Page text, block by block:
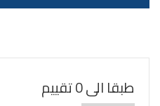
طبقا الى 0 تقييم